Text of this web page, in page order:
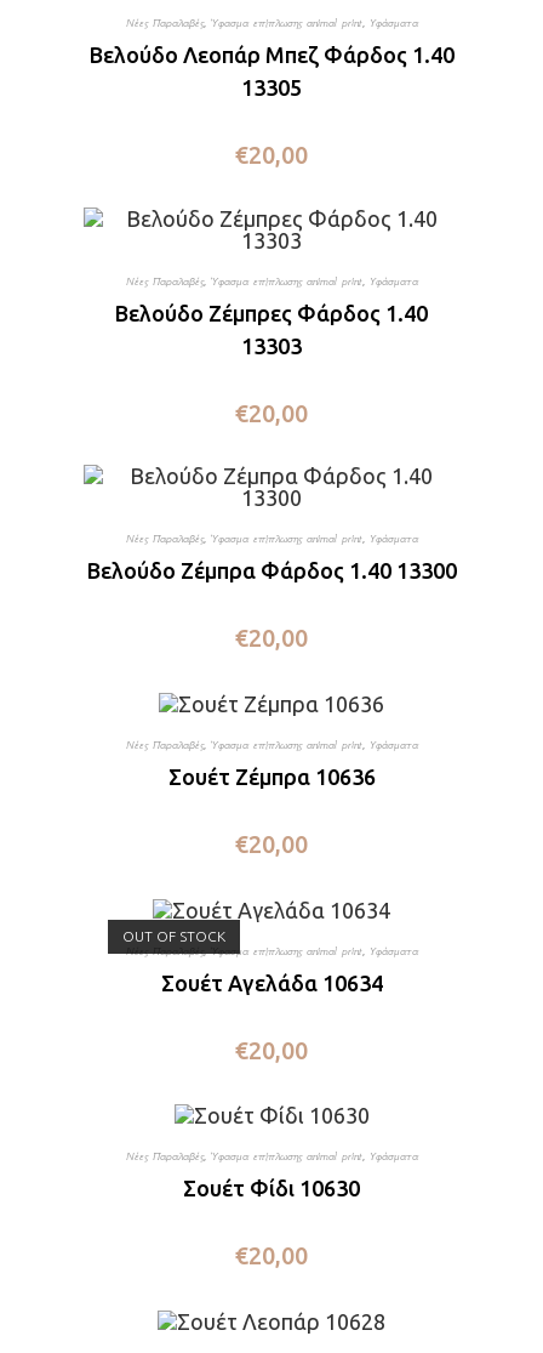
Νέες Παραλαβές, Ύφασμα επίπλωσης animal print, Υφάσματα
Βελούδο Λεοπάρ Μπεζ Φάρδος 1.40
13305
€20,00
Νέες Παραλαβές, Ύφασμα επίπλωσης animal print, Υφάσματα
Βελούδο Ζέμπρες Φάρδος 1.40
13303
€20,00
Νέες Παραλαβές, Ύφασμα επίπλωσης animal print, Υφάσματα
Βελούδο Ζέμπρα Φάρδος 1.40 13300
€20,00
Νέες Παραλαβές, Ύφασμα επίπλωσης animal print, Υφάσματα
Σουέτ Ζέμπρα 10636
€20,00
OUT OF STOCK
Ύφασμα επίπλωσης animal print, Υφάσματα
Σουέτ Αγελάδα 10634
€20,00
Νέες Παραλαβές, Ύφασμα επίπλωσης animal print, Υφάσματα
Σουέτ Φίδι 10630
€20,00